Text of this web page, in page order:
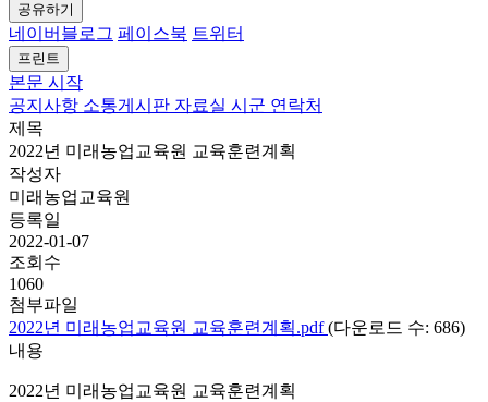
공유하기
네이버블로그 페이스북 트위터
프린트
본문 시작
공지사항 소통게시판 자료실 시군 연락처
제목
2022년 미래농업교육원 교육훈련계획
작성자
미래농업교육원
등록일
2022-01-07
조회수
1060
첨부파일
2022년 미래농업교육원 교육훈련계획.pdf(다운로드 수: 686)
내용
2022년 미래농업교육원 교육훈련계획